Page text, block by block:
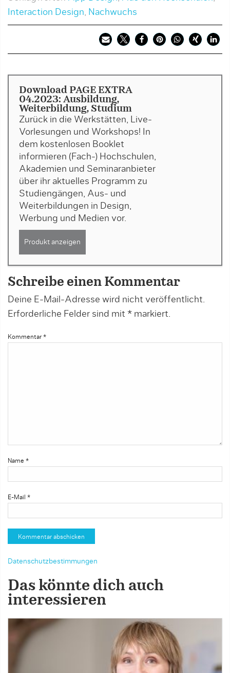
Interaction Design, Nachwuchs
Download PAGE EXTRA
04.2023: Ausbildung,
Weiterbildung, Studium
Zurück in die Werkstätten, Live-
Vorlesungen und Workshops! In
dem kostenlosen Booklet
informieren (Fach-) Hochschulen,
Akademien und Seminaranbieter
über ihr aktuelles Programm zu
Studiengängen, Aus- und
Weiterbildungen in Design,
Werbung und Medien vor.
Produkt anzeigen
Schreibe einen Kommentar
Deine E-Mail-Adresse wird nicht veröffentlicht.
Erforderliche Felder sind mit * markiert.
Kommentar *
Name *
E-Mail *
Datenschutzbestimmungen
Das könnte dich auch
interessieren